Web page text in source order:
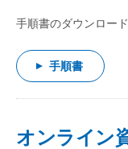
手順書のダウンロー
手順書
オンライン